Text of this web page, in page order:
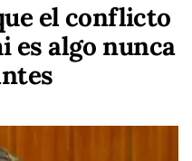
el conflicto
es algo nunca